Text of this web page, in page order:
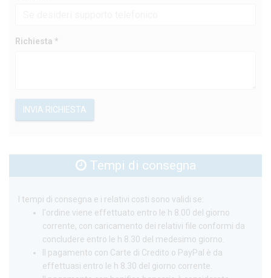
Richiesta *
INVIA RICHIESTA
Tempi di consegna
I tempi di consegna e i relativi costi sono validi se:
l'ordine viene effettuato entro le h 8.00 del giorno
corrente, con caricamento dei relativi file conformi da
concludere entro le h 8.30 del medesimo giorno.
Il pagamento con Carte di Credito o PayPal è da
effettuasi entro le h 8.30 del giorno corrente.